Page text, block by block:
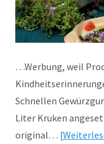
…Werbung, weil
Schnellen
Liter Kruken
original…